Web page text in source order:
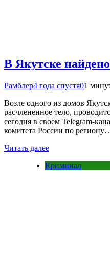
В Якутске
Рамблер4 года спустя01
Возле одного из домов
расчлененное тело,
сегодня в своем Telegram-
комитета России по
Читать далее
Криминал